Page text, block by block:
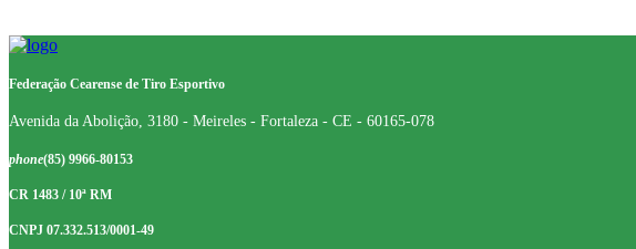
Federação Cearense de Tiro Esportivo
Avenida da Abolição, 3180 - Meireles - Fortaleza - CE - 60165-078
phone(85) 9966-80153
CR 1483 / 10ª RM
CNPJ 07.332.513/0001-49